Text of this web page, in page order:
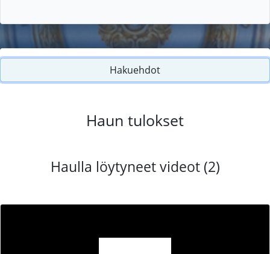
Hakuehdot
Haun tulokset
Haulla löytyneet videot (2)